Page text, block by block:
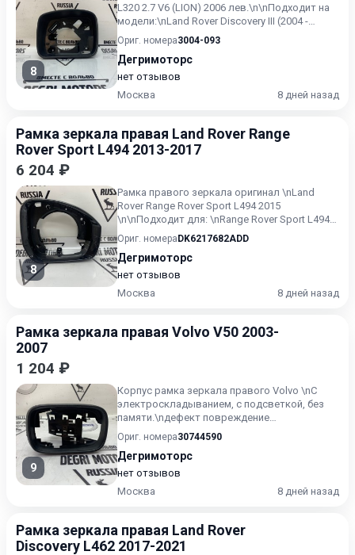
8
L320 2.7 V6 (LION) 2006 лев.\n\nПодходит на
модели:\nLand Rover Discovery III (2004 -
2009)\nLand...
Ориг. номера3004-093
Дегримоторс
нет отзывов
Москва
8 дней назад
Рамка зеркала правая Land Rover Range
Rover Sport L494 2013-2017
6 204 ₽
8
Рамка правого зеркала оригинал \nLand
Rover Range Rover Sport L494 2015
\n\nПодходит для: \nRange Rover Sport L494
2014-&gt;
Ориг. номера DK6217682ADD
Дегримоторс
нет отзывов
Москва
8 дней назад
Рамка зеркала правая Volvo V50 2003-
2007
1 204 ₽
9
Корпус рамка зеркала правого Volvo \nС
электроскладыванием, с подсветкой, без
памяти.\nдефект повреждение
крепления\n\nКОНТРАКТ из Японии\n\...
Ориг. номера30744590
Дегримоторс
нет отзывов
Москва
8 дней назад
Рамка зеркала правая Land Rover
Discovery L462 2017-2021